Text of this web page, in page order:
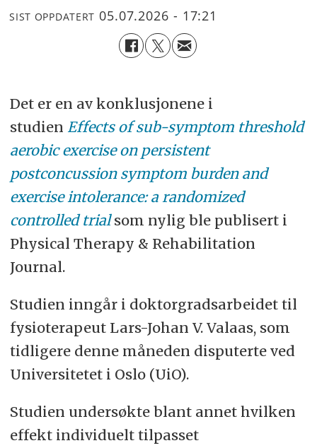
SIST OPPDATERT 05.07.2026 - 17:21
Det er en av konklusjonene i
studien Effects of sub-symptom threshold
aerobic exercise on persistent
postconcussion symptom burden and
exercise intolerance: a randomized
controlled trial som nylig ble publisert i
Physical Therapy & Rehabilitation
Journal.
Studien inngår i doktorgradsarbeidet til
fysioterapeut Lars-Johan V. Valaas, som
tidligere denne måneden disputerte ved
Universitetet i Oslo (UiO).
Studien undersøkte blant annet hvilken
effekt individuelt tilpasset